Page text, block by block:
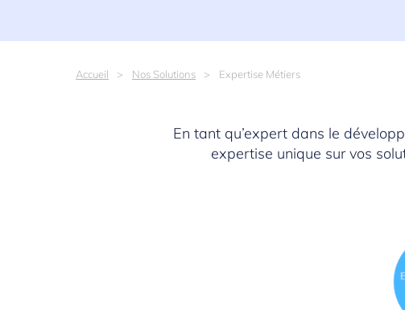
Accueil Nos Solutions Expertise Métiers
En tant qu’expert dans le
expertise unique sur vos